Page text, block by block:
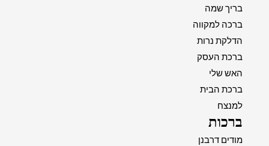
בריך שמה
ברכה למקווה
הדלקת נרות
ברכת העסק
האש שלי
ברכת הבית
למנצח
ברכות
מודים דרבנן